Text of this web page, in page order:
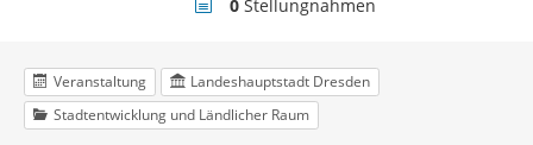
0Stellungnahmen
Veranstaltung
Landeshauptstadt Dresden
Stadtentwicklung und Ländlicher Raum